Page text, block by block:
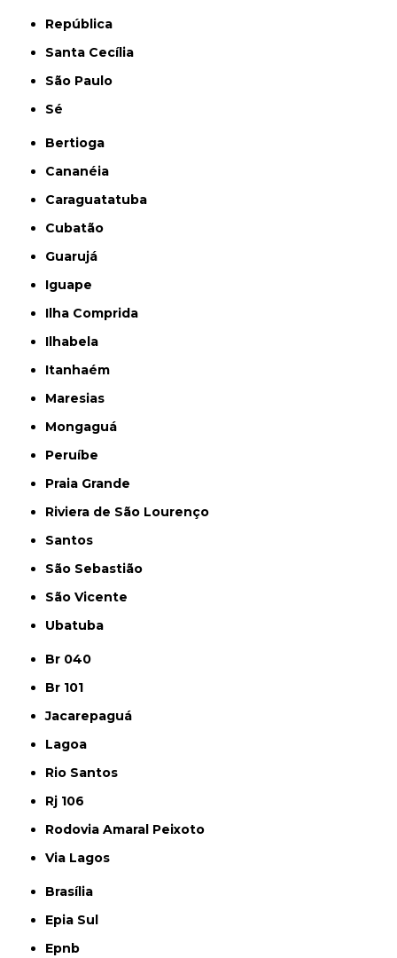
República
Santa Cecília
São Paulo
Sé
Bertioga
Cananéia
Caraguatatuba
Cubatão
Guarujá
Iguape
Ilha Comprida
Ilhabela
Itanhaém
Maresias
Mongaguá
Peruíbe
Praia Grande
Riviera de São Lourenço
Santos
São Sebastião
São Vicente
Ubatuba
Br 040
Br 101
Jacarepaguá
Lagoa
Rio Santos
Rj 106
Rodovia Amaral Peixoto
Via Lagos
Brasília
Epia Sul
Epnb